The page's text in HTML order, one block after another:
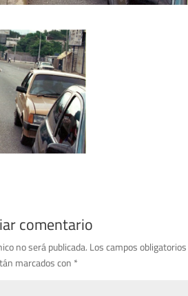
comentario
no será publicada. Los campos obligatorios
marcados con *